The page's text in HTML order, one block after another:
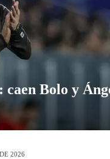
caen Bolo y
2026